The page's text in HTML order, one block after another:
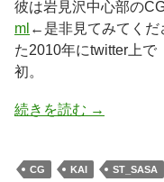
彼は岩見沢中心部の
ml ←是非見てみてくだ
た2010年にtwitter上で
初。
続きを読む →
CG KAI ST_SASA